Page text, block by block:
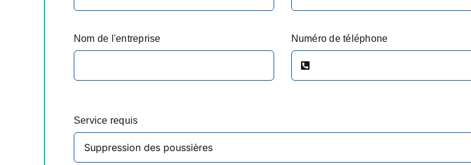
Nom de l'entreprise Numéro de téléphone
Service requis